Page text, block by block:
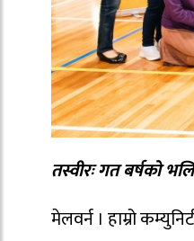
तस्वीरः गत बर्षको
मेलवर्न । हाम्रो